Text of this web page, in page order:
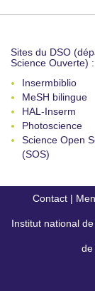
Sites du DSO
Science Ouverte) :
Insermbiblio
MeSH bilingue
HAL-Inserm
Photoscience
Science Open
(SOS)
Contact |
Institut national
de